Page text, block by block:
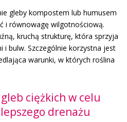
gleby kompostem lub humusem
i równowagę wilgotnościową.
kruchą strukturę, która sprzyja
bulw. Szczególnie korzystna jest
warunki, w których roślina
ciężkich w celu
drenażu